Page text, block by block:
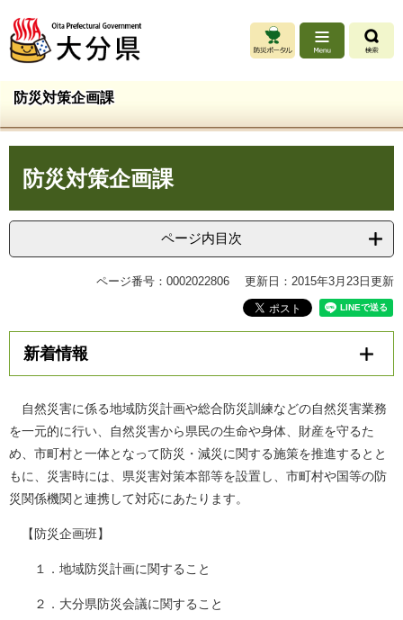
ジ
先
ュ
を
防災対策企画課
防災対策企画課
ページ内目次
ページ番号：0002022806 更新日：2015年3月23日更新
新着情報
自然災害に係る地域防災計画や総合防災訓練などの自然災害業務
を一元的に行い、自然災害から県民の生命や身体、財産を守るた
め、市町村と一体となって防災・減災に関する施策を推進するとと
もに、災害時には、県災害対策本部等を設置し、市町村や国等の防
災関係機関と連携して対応にあたります。
【防災企画班】
１．地域防災計画に関すること
２．大分県防災会議に関すること